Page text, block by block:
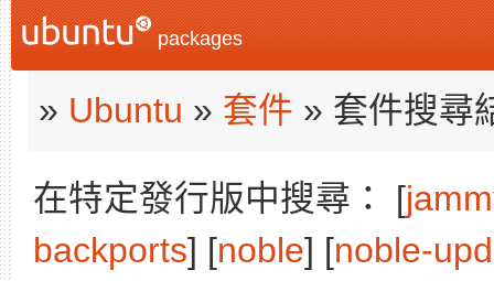
packages
» Ubuntu » 套件 » 套件搜尋
在特定發行版中搜尋： [
backports] [noble] [noble-